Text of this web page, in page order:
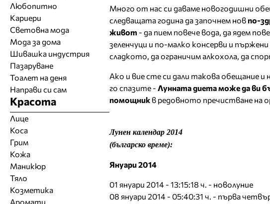
Много от нас си даваме новогодишни
следващата година да започнем нов по-
живот - да пием повече вода, да ядем
зеленчуци и по-малко консерви и пържени
сладкото, да ограничим алкохола, да
Ако и вие сте си дали такова обещание и
го спазите - Лунната диета може да ви
помощник в редовното пречистване на
Лунен календар 2014
(българско време):
Януари 2014
01 януари 2014 - 13:15:18 ч. - новолуние
08 януари 2014 - 05:40:31 ч. - първа
Любопитно
Кариери
Световна мода
Мода за дома
Шивашка индустрия
Пазаруване
Тоалет на деня
Направи си сам
Красота
Лице
Коса
Грим
Кожа
Маникюр
Тяло
Козметика
Аромати